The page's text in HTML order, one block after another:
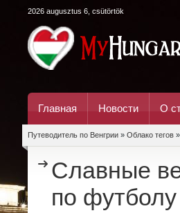
2026 augusztus 6, csütörtök
Главная Новости О
Путеводитель по Венгрии » Облако тегов
Славные
по футболу